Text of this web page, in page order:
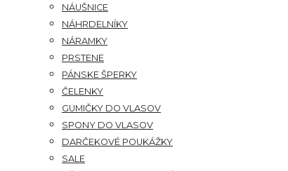
NÁUŠNICE
NÁHRDELNÍKY
NÁRAMKY
PRSTENE
PÁNSKE ŠPERKY
ČELENKY
GUMIČKY DO VLASOV
SPONY DO VLASOV
DARČEKOVÉ POUKÁŽKY
SALE